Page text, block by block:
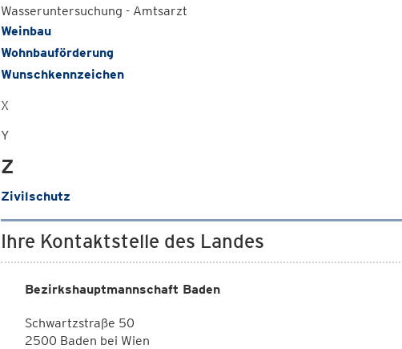
Wasseruntersuchung - Amtsarzt
Weinbau
Wohnbauförderung
Wunschkennzeichen
X
Y
Z
Zivilschutz
Ihre Kontaktstelle des Landes
Bezirkshauptmannschaft Baden
Schwartzstraße 50
2500 Baden bei Wien